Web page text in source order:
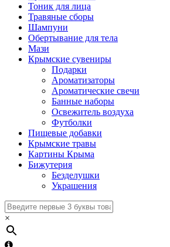
Тоник для лица
Травяные сборы
Шампуни
Обертывание для тела
Мази
Крымские сувениры
Подарки
Ароматизаторы
Ароматические свечи
Банные наборы
Освежитель воздуха
Футболки
Пищевые добавки
Крымские травы
Картины Крыма
Бижутерия
Безделушки
Украшения
×